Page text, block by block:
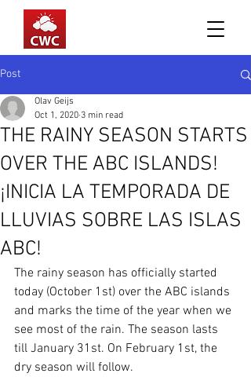
Post
THE RAINY SEASON STARTS
OVER THE ABC ISLANDS!
¡INICIA LA TEMPORADA DE
LLUVIAS SOBRE LAS ISLAS
ABC!
Olav Geijs
Oct 1, 2020 3 min read
The rainy season has officially started
today (October 1st) over the ABC islands
and marks the time of the year when we
see most of the rain. The season lasts
till January 31st. On February 1st, the
dry season will follow.